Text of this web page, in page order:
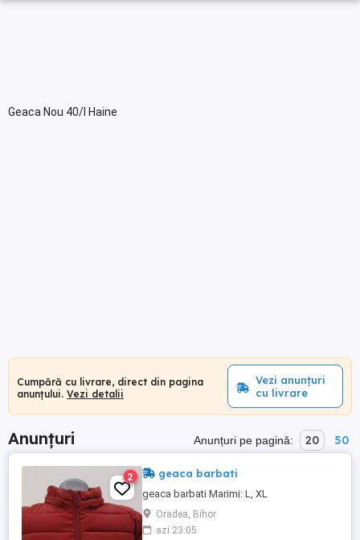
Geaca Nou 40/l Haine
Cumpără cu livrare, direct din pagina
anunțului. Vezi detalii
Vezi anunțuri
cu livrare
Anunțuri Anunțuri pe pagină: 20 50
2 geaca barbati
geaca barbati Marimi: L, XL
Oradea, Bihor
azi 23:05